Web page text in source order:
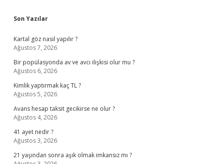
Sidebar
Son Yazılar
Kartal göz nasıl yapılır ?
Ağustos 7, 2026
Bir popülasyonda av ve avcı ilişkisi olur mu ?
Ağustos 6, 2026
Kimlik yaptırmak kaç TL ?
Ağustos 5, 2026
Avans hesap taksit gecikirse ne olur ?
Ağustos 4, 2026
41 ayet nedir ?
Ağustos 3, 2026
21 yaşından sonra aşık olmak imkansız mı ?